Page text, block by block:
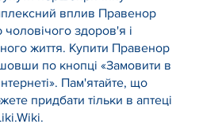
вплив Правенор
здоров'я і
життя. Купити Правенор
по кнопці «Замовити в
Пам'ятайте, що
придбати тільки в аптеці